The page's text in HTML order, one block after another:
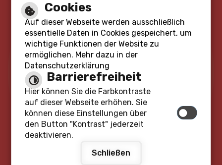
Cookies
Auf dieser Webseite werden ausschließlich
essentielle Daten in Cookies gespeichert, um
wichtige Funktionen der Website zu
ermöglichen. Mehr dazu in der
Datenschutzerklärung
Barrierefreiheit
Hier können Sie die Farbkontraste
auf dieser Webseite erhöhen. Sie
können diese Einstellungen über
den Button "Kontrast" jederzeit
deaktivieren.
Schließen